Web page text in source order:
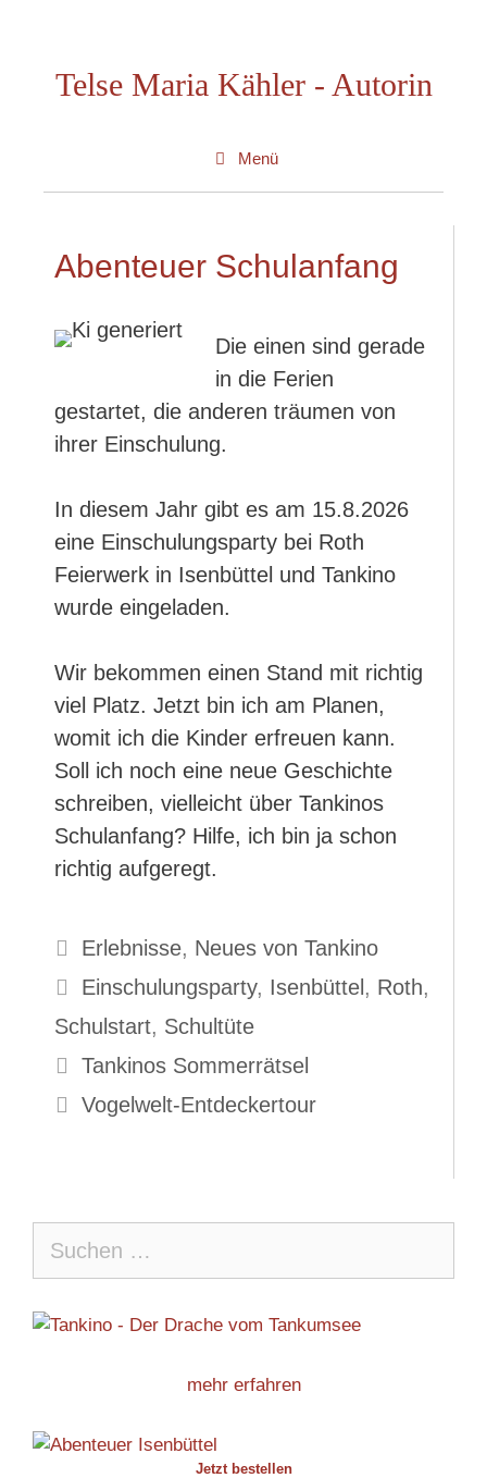
springenTelse Maria Kähler - Autorin
Menü
Abenteuer Schulanfang
Die einen sind gerade
in die Ferien
gestartet, die anderen träumen von
ihrer Einschulung.
In diesem Jahr gibt es am 15.8.2026
eine Einschulungsparty bei Roth
Feierwerk in Isenbüttel und Tankino
wurde eingeladen.
Wir bekommen einen Stand mit richtig
viel Platz. Jetzt bin ich am Planen,
womit ich die Kinder erfreuen kann.
Soll ich noch eine neue Geschichte
schreiben, vielleicht über Tankinos
Schulanfang? Hilfe, ich bin ja schon
richtig aufgeregt.
Kategorien
Erlebnisse, Neues von Tankino
Schlagwörter
Einschulungsparty, Isenbüttel , Roth,
Schulstart, Schultüte
Tankinos Sommerrätsel
Vogelwelt-Entdeckertour
nach:
mehr erfahren
Jetzt bestellen